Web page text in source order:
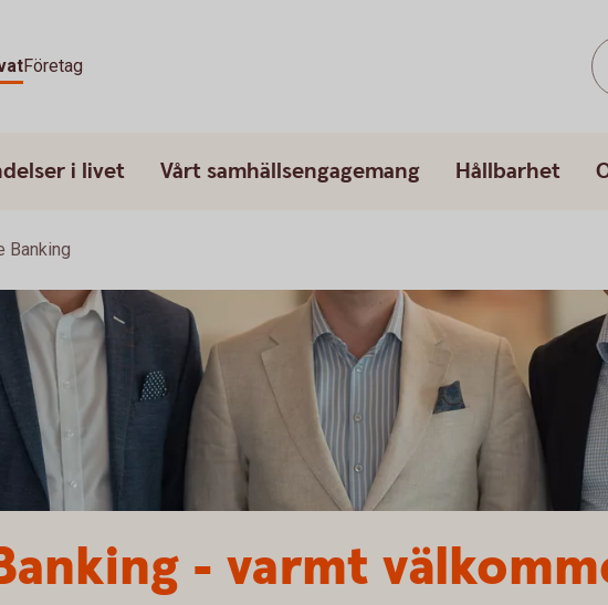
Företag
i livet Vårt samhällsengagemang Hållbarhet
Banking
- varmt